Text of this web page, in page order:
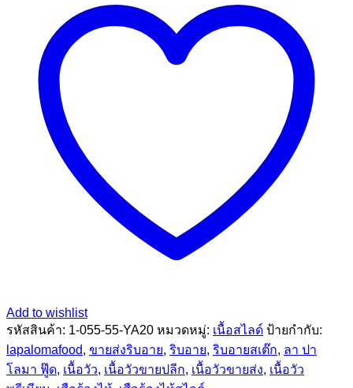
สไลด์
5mm.200
กรัม
ชิ้น
Add to wishlist
รหัสสินค้า: 1-055-55-YA20 หมวดหมู่: เนื้อสไลด์ ป้ายกำกับ:
lapalomafood, ขายส่งริบอาย, ริบอาย, ริบอายสเต๊ก, ลา ปา
โลมา ฟู๊ด, เนื้อวัว, เนื้อวัวขายปลีก, เนื้อวัวขายส่ง, เนื้อวัว